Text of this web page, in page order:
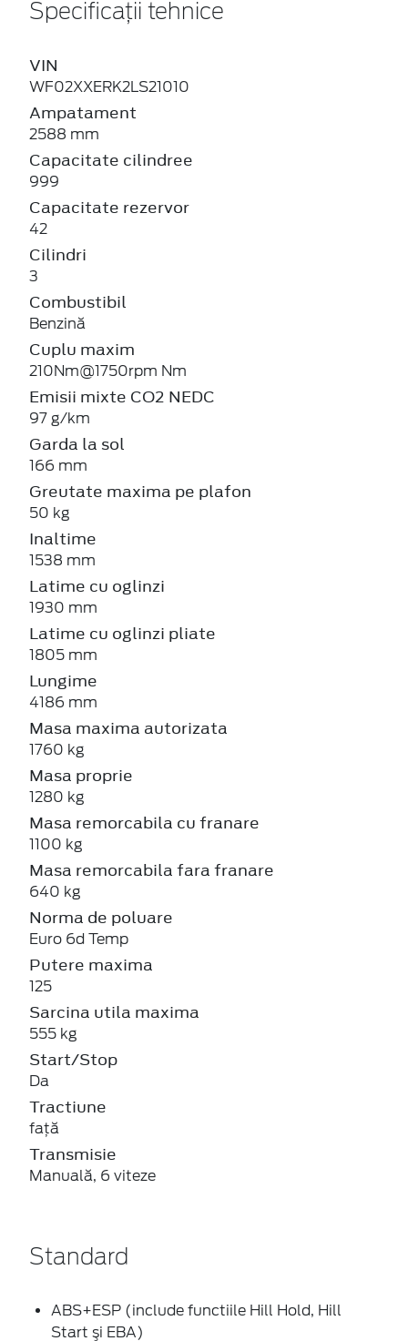
Specificații tehnice
VIN
WF02XXERK2LS21010
Ampatament
2588 mm
Capacitate cilindree
999
Capacitate rezervor
42
Cilindri
3
Combustibil
Benzină
Cuplu maxim
210Nm@1750rpm Nm
Emisii mixte CO2 NEDC
97 g/km
Garda la sol
166 mm
Greutate maxima pe plafon
50 kg
Inaltime
1538 mm
Latime cu oglinzi
1930 mm
Latime cu oglinzi pliate
1805 mm
Lungime
4186 mm
Masa maxima autorizata
1760 kg
Masa proprie
1280 kg
Masa remorcabila cu franare
1100 kg
Masa remorcabila fara franare
640 kg
Norma de poluare
Euro 6d Temp
Putere maxima
125
Sarcina utila maxima
555 kg
Start/Stop
Da
Tractiune
faţă
Transmisie
Manuală, 6 viteze
Standard
ABS+ESP (include functiile Hill Hold, Hill
Start şi EBA)